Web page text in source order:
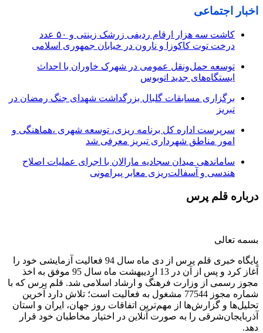
اخبار اجتماعی
کاشت سه هزار ارقام ردیفی زرشک زینتی و ۵۰ عدد
درخت توت کاکوزا و نارون در خیابان جمهوری اسلامی
توسعه حمل‌ونقل عمومی در شهرک خاوران با احداث
ایستگاه‌های جدید اتوبوس
برگزاری مسابقات گلبال بزرگداشت شهدای جنگ رمضان در
تبریز
سرپرست اداره کل برنامه ریزی، توسعه شهری ،هماهنگی و
امور مناطق شهرداری تبریز معرفی شد
ساماندهی میدان سجادیه مارالان با اجرای عملیات اصلاح
هندسی و آسفالت‌ریزی معابر پیرامونی
درباره قلم پرس
بسمه تعالی
پایگاه خبری قلم پرس از دی ماه سال 94 فعالیت آزمایشی خود را
آغاز کرد و پس از آن در 13 اردیبهشت ماه سال 95 موفق به اخذ
مجوز رسمی از وزارت فرهنگ و ارشاد اسلامی شد. قلم پرس که با
شماره مجوز 77544 مشغول به فعالیت است؛ تلاش دارد آخرین
تحلیل‌ها و گزارش‌ها از مهم‌ترین اتفاقات روز جهان، ایران و استان
آذربایجان‌شرقی را به صورت آنلاین در اختیار مخاطبان خود قرار
دهد.